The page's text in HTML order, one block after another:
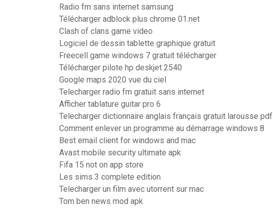
Radio fm sans internet samsung
Télécharger adblock plus chrome 01.net
Clash of clans game video
Logiciel de dessin tablette graphique gratuit
Freecell game windows 7 gratuit télécharger
Télécharger pilote hp deskjet 2540
Google maps 2020 vue du ciel
Telecharger radio fm gratuit sans internet
Afficher tablature guitar pro 6
Telecharger dictionnaire anglais français gratuit larousse pdf
Comment enlever un programme au démarrage windows 8
Best email client for windows and mac
Avast mobile security ultimate apk
Fifa 15 not on app store
Les sims 3 complete edition
Telecharger un film avec utorrent sur mac
Tom ben news mod apk